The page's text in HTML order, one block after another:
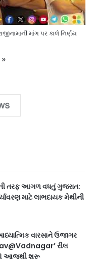
માંગ પર કાલે નિર્ણય
»
તરફ આગળ વધતું ગુજરાત:
માટે લાભદાયક મેથીની
વારસાને ઉજાગર
રીલ
આજથી શરૂ